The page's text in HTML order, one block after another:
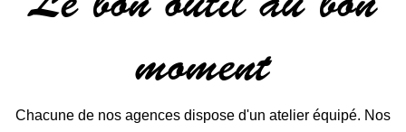
moment
Chacune de nos agences dispose d'un atelier équipé. Nos